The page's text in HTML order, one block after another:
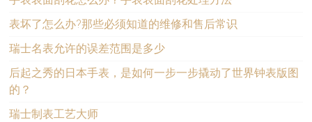
表坏了怎么办?那些必须知道的维修和售后常识
瑞士名表允许的误差范围是多少
后起之秀的日本手表，是如何一步一步撬动了世界钟表版图
的？
瑞士制表工艺大师